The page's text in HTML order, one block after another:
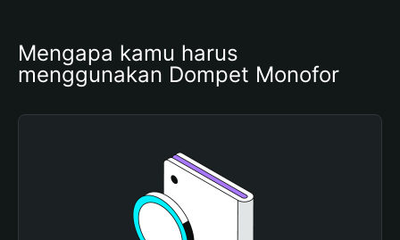
Mengapa kamu harus
menggunakan Dompet Monofor